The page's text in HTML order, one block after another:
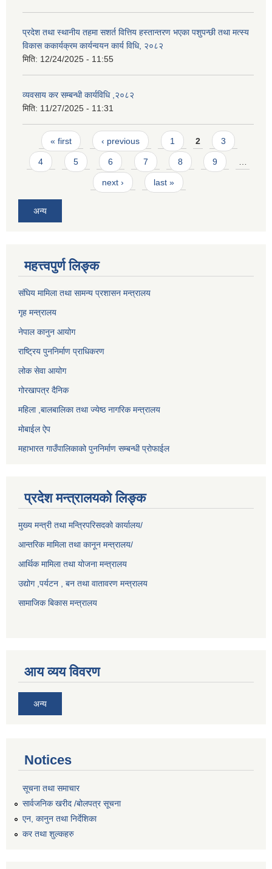
प्रदेश तथा स्थानीय तहमा सशर्त वित्तिय हस्तान्तरण भएका पशुपन्छी तथा मत्स्य
विकास ककार्यक्रम कार्यन्वयन कार्य विधि, २०८२
मिति: 12/24/2025 - 11:55
व्यवसाय कर सम्बन्धी कार्यविधि ,२०८२
मिति: 11/27/2025 - 11:31
Pages
« first ‹ previous 1 2 3
4 5 6 7 8 9
next › last »
अन्य
महत्त्वपुर्ण लिङ्क
संघिय मामिला तथा सामन्य प्रशासन मन्त्रालय
गृह मन्त्रालय
नेपाल कानुन आयोग
राष्ट्रिय पुननिर्माण प्राधिकरण
लोक सेवा आयोग
गोरखापत्र दैनिक
महिला ,बालबालिका तथा ज्येष्ठ नागरिक मन्त्रालय
मोबाईल ऐप
महाभारत गाउँपालिकाको पुननिर्माण सम्बन्धी प्रोफाईल
प्रदेश मन्त्रालयको लिङ्क
मुख्य मन्त्री तथा मन्त्रिपरिसदको कार्यालय/
आन्तरिक मामिला तथा कानून मन्त्रालय/
आर्थिक मामिला तथा योजना मन्त्रालय
उद्योग ,पर्यटन , बन तथा वातावरण मन्त्रालय
सामाजिक बिकास मन्त्रालय
आय व्यय विवरण
अन्य
Notices
सूचना तथा समाचार
सार्वजनिक खरीद /बोलपत्र सूचना
एन, कानुन तथा निर्देशिका
कर तथा शुल्कहरु